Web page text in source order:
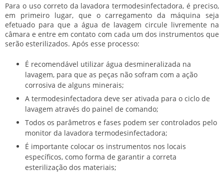
Para o uso correto da lavadora termodesinfectadora, é preciso,
em primeiro lugar, que o carregamento da máquina seja
efetuado para que a água de lavagem circule livremente na
câmara e entre em contato com cada um dos instrumentos que
serão esterilizados. Após esse processo:
É recomendável utilizar água desmineralizada na
lavagem, para que as peças não sofram com a ação
corrosiva de alguns minerais;
A termodesinfectadora deve ser ativada para o ciclo de
lavagem através do painel de comando;
Todos os parâmetros e fases podem ser controlados pelo
monitor da lavadora termodesinfectadora;
É importante colocar os instrumentos nos locais
específicos, como forma de garantir a correta
esterilização dos materiais;